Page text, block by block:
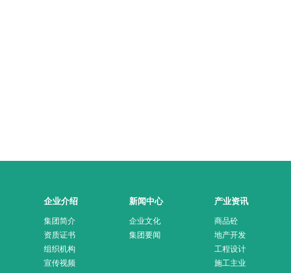
企业介绍
集团简介
资质证书
组织机构
宣传视频
新闻中心
企业文化
集团要闻
产业资讯
商品砼
地产开发
工程设计
施工主业